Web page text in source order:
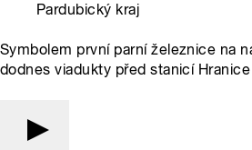
Pardubický kraj
Symbolem první parní železnice na
dodnes viadukty před stanicí